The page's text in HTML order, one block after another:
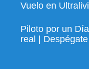
Vuelo en
Piloto por un
real | Despégate